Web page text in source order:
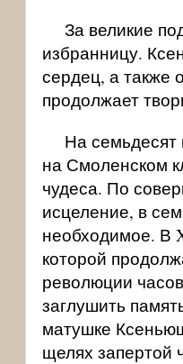
За великие
избранницу.
сердец, а также
продолжает
На семьдесят
на Смоленском
чудеса. По
исцеление, в
необходимое. В
которой
революции
заглушить
матушке
щелях запертой